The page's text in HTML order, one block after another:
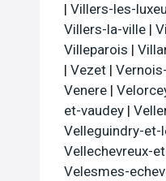
| Villers-les-
Villers-la-ville |
Villeparois |
| Vezet |
Venere |
et-vaudey |
Velleguindry-et-
Vellechevreux-
Velesmes-